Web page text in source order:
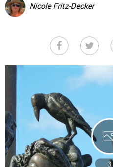
Nicole Fritz-Decker
3